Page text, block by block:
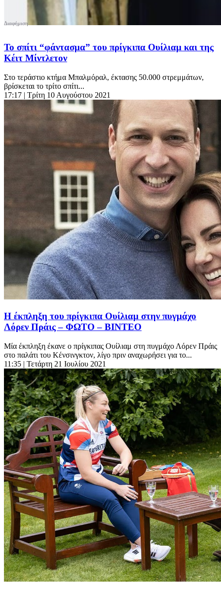
Το σπίτι “φάντασμα” του πρίγκιπα Ουίλιαμ και της
Κέιτ Μίντλετον
Στο τεράστιο κτήμα Μπαλμόραλ, έκτασης 50.000 στρεμμάτων,
βρίσκεται το τρίτο σπίτι...
17:17 | Τρίτη 10 Αυγούστου 2021
Η έκπληξη του πρίγκιπα Ουίλιαμ στην πυγμάχο
Λόρεν Πράις – ΦΩΤΟ – ΒΙΝΤΕΟ
Μία έκπληξη έκανε ο πρίγκιπας Ουίλιαμ στη πυγμάχο Λόρεν Πράις
στο παλάτι του Κένσινγκτον, λίγο πριν αναχωρήσει για το...
11:35 | Τετάρτη 21 Ιουλίου 2021